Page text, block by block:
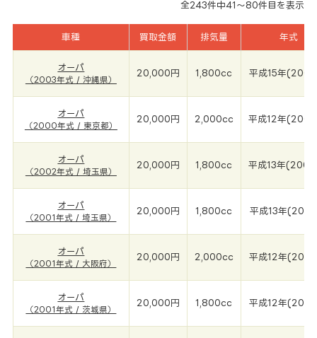
全243件中41～80件目を表示
車種 買取金額 排気量 年式
オーパ
（2003年式 / 沖縄県）
20,000円 1,800cc 平成15年
オーパ
（2000年式 / 東京都）
20,000円 2,000cc 平成12年
オーパ
（2002年式 / 埼玉県）
20,000円 1,800cc 平成13年
オーパ
（2001年式 / 埼玉県）
20,000円 1,800cc 平成13年(2001
オーパ
（2001年式 / 大阪府）
20,000円 2,000cc 平成12年
オーパ
（2001年式 / 茨城県）
20,000円 1,800cc 平成12年